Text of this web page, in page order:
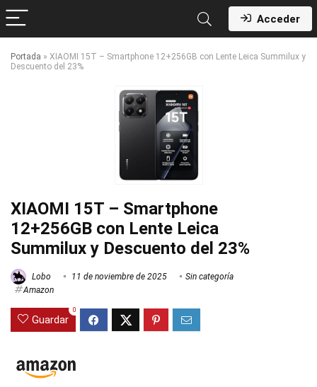
Acceder
Portada » XIAOMI 15T – Smartphone 12+256GB con Lente Leica Summilux y
Descuento del 23%
XIAOMI 15T – Smartphone
12+256GB con Lente Leica
Summilux y Descuento del 23%
Lobo 11 de noviembre de 2025
Sin categoría
Amazon
Guardar
0